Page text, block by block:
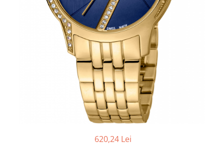
620,24 Lei